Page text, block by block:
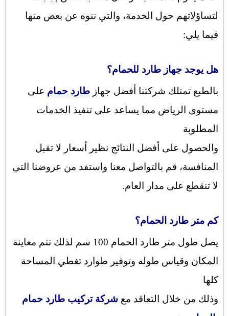
لتساؤلاتهم حول الخدمة، والتي ننوه عن بعض منها
فيما يلي:
هل يوجد جهاز طارد للحمام؟
بالطبع تمتلك شركتنا أفضل جهاز طارد حمام على
مستوى الرياض مما يساعد على تنفيذ الخدمات
المطلوبة
والحصول على أفضل النتائج نظير أسعار لا تقبل
المنافسة، قم بالتواصل معنا واستفد من عروضنا التي
لا تنقطع على مدار العام.
كم متر طارد الحمام؟
يصل طول متر طارد الحمام 100 سم لذلك تتم معاينة
المكان وقياس طوله وتوفير طوارد تغطي المساحة
كلها
وذلك من خلال التعاقد مع شركة تركيب طارد حمام